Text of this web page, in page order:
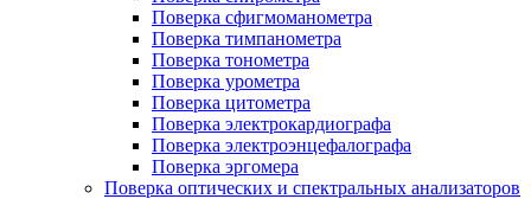
Поверка сфигмоманометра
Поверка тимпанометра
Поверка тонометра
Поверка урометра
Поверка цитометра
Поверка электрокардиографа
Поверка электроэнцефалографа
Поверка эргомера
Поверка оптических и спектральных анализаторов